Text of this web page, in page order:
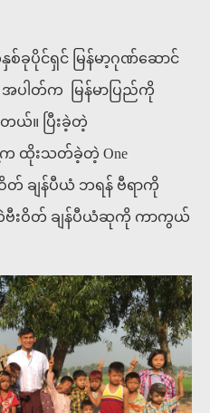
တ်နှစ်ခုပိုင်ရှင် မြန်မာ့ဂုဏ်ဆောင်
ပါတ်က မြန်မာပြည်ကို
။ ပြီးခဲ့တဲ့
ထိုးသတ်ခဲ့တဲ့ One
းဝိတ် ချန်ပီယံ ဘရန် ဗီရာကို
းဝိတ် ချန်ပီယံဆုကို ကာကွယ်